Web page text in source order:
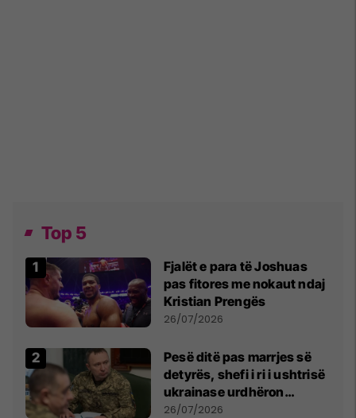
Top 5
Fjalët e para të Joshuas
pas fitores me nokaut ndaj
Kristian Prengës
26/07/2026
Pesë ditë pas marrjes së
detyrës, shefi i ri i ushtrisë
ukrainase urdhëron
kontroll të madh
26/07/2026